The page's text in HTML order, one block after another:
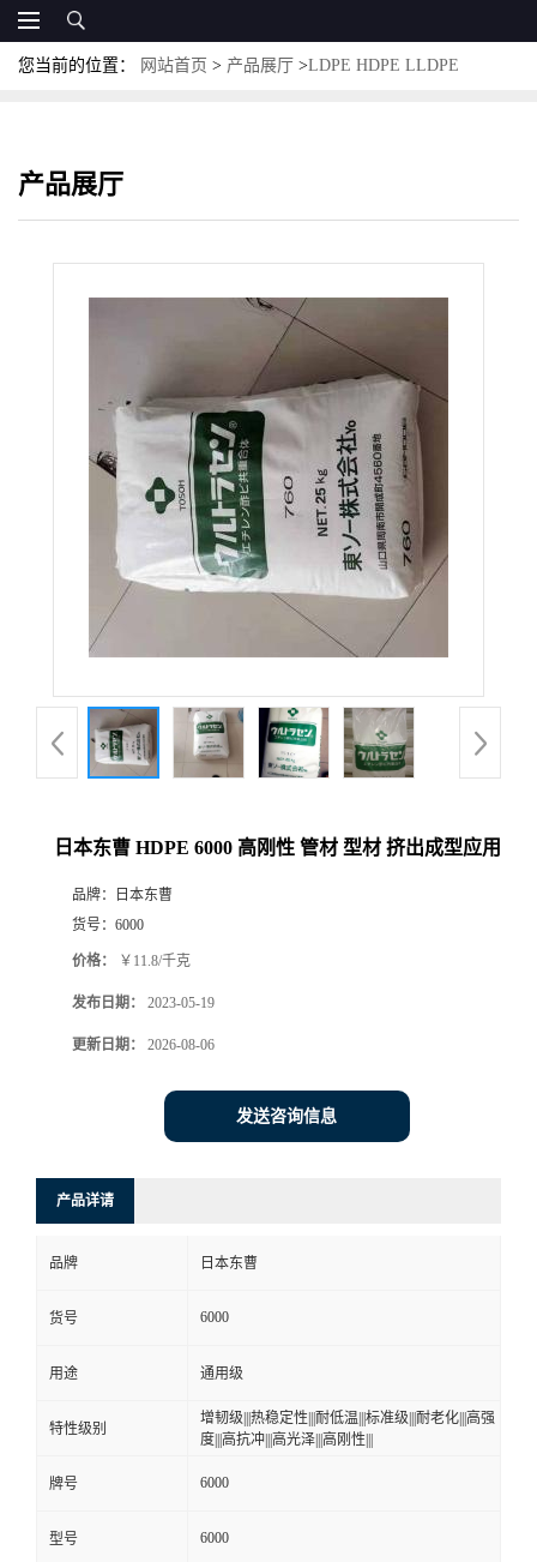
您当前的位置： 网站首页 > 产品展厅 >LDPE HDPE LLDPE
产品展厅
日本东曹 HDPE 6000 高刚性 管材 型材 挤出成型应用
品牌：
日本东曹
货号： 6000
价格： ￥11.8/千克
发布日期： 2023-05-19
更新日期： 2026-08-06
发送咨询信息
产品详请
品牌 日本东曹
货号 6000
用途 通用级
特性级别
增韧级|||热稳定性|||耐低温|||标准级|||耐老化|||高强
度|||高抗冲|||高光泽|||高刚性|||
牌号 6000
型号 6000